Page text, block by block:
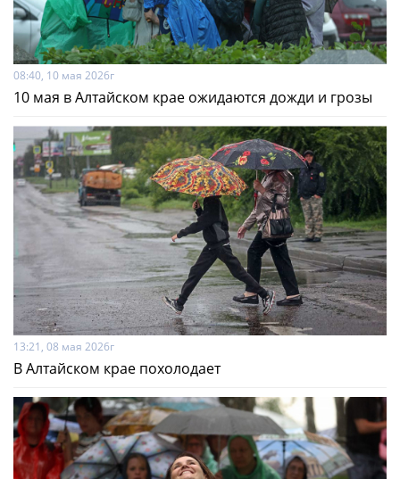
08:40, 10 мая 2026г
10 мая в Алтайском крае ожидаются дожди и грозы
13:21, 08 мая 2026г
В Алтайском крае похолодает